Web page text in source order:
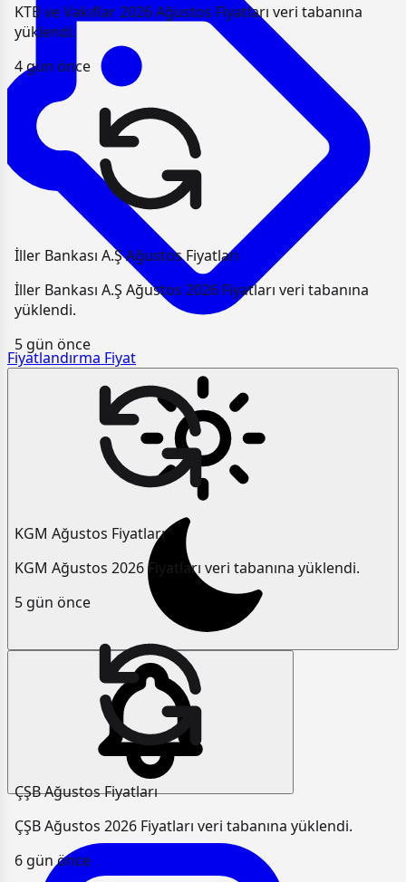
Fiyatlandırma Fiyat
KTB ve Vakıflar 2026 Ağustos Fiyatları veri tabanına
yüklendi.
4 gün önce
İller Bankası A.Ş Ağustos Fiyatları
İller Bankası A.Ş Ağustos 2026 Fiyatları veri tabanına
yüklendi.
5 gün önce
KGM Ağustos Fiyatları
KGM Ağustos 2026 Fiyatları veri tabanına yüklendi.
5 gün önce
ÇŞB Ağustos Fiyatları
ÇŞB Ağustos 2026 Fiyatları veri tabanına yüklendi.
6 gün önce